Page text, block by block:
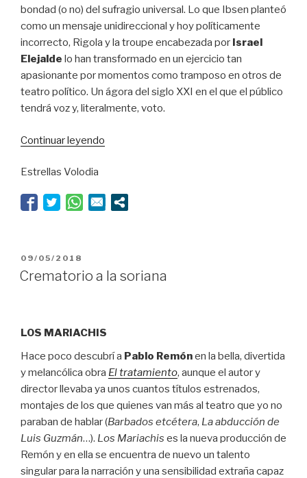
bondad (o no) del sufragio universal. Lo que Ibsen planteó
como un mensaje unidireccional y hoy políticamente
incorrecto, Rigola y la troupe encabezada por Israel
Elejalde lo han transformado en un ejercicio tan
apasionante por momentos como tramposo en otros de
teatro político. Un ágora del siglo XXI en el que el público
tendrá voz y, literalmente, voto.
Continuar leyendo
Gobierno
Estrellas Volodia
PUBLICADO
EL
09/05/2018
Crematorio a la soriana
LOS MARIACHIS
Hace poco descubrí a Pablo Remónen la bella, divertida
y melancólica obra El tratamiento, aunque el autor y
director llevaba ya unos cuantos títulos estrenados,
montajes de los que quienes van más al teatro que yo no
paraban de hablar (Barbados etcétera, La abducción de
Luis Guzmán…). Los Mariachis es la nueva producción de
Remón y en ella se encuentra de nuevo un talento
singular para la narración y una sensibilidad extraña capaz